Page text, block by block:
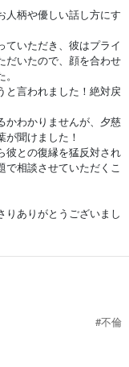
人柄や優しい話し方にす
ていただき、彼はプライ
だいたので、顔を合わせ
と言われました！絶対戻
かわかりませんが、夕慈
聞けました！
彼との復縁を猛反対され
相談させていただくこ
りありがとうございまし
#不倫